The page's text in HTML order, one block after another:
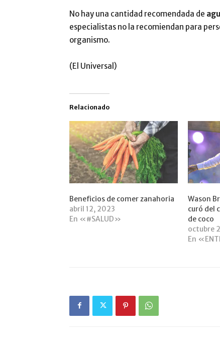
No hay una cantidad recomendada de
especialistas no la recomiendan para
organismo.
(El Universal)
Relacionado
Beneficios de comer zanahoria
abril 12, 2023
En «#SALUD»
Wason
curó del
de coco
octubre
En